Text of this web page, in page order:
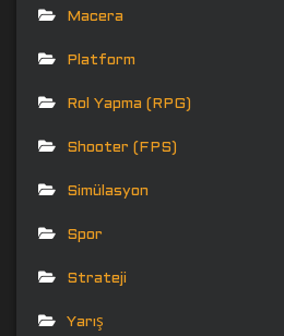
Macera
Platform
Rol Yapma (RPG)
Shooter (FPS)
Simülasyon
Spor
Strateji
Yarış